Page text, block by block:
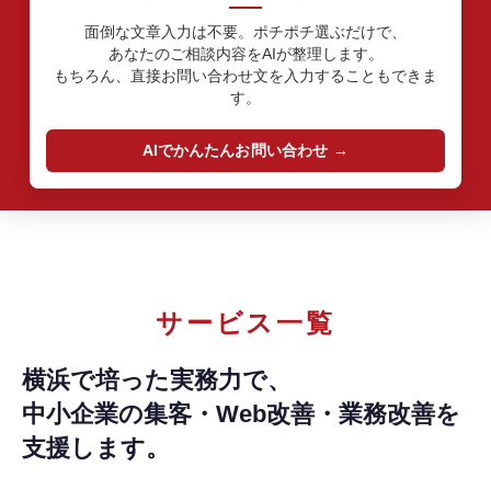
面倒な文章入力は不要。ポチポチ選ぶだけで、
あなたのご相談内容をAIが整理します。
もちろん、直接お問い合わせ文を入力することもできま
す。
AIでかんたんお問い合わせ
サービス一覧
横浜で培った実務力で、
中小企業の集客・Web改善・業務改善を
支援します。